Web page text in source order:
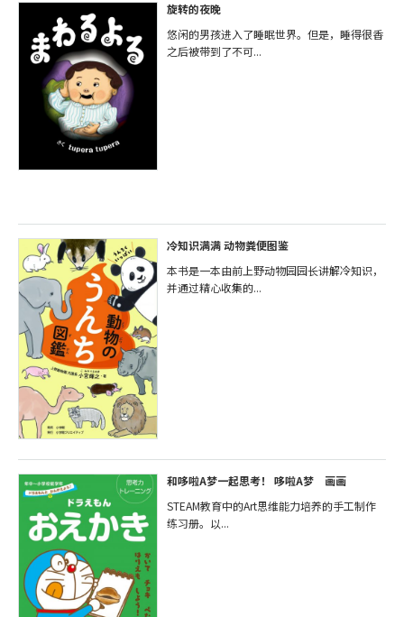
旋转的夜晚
悠闲的男孩进入了睡眠世界。但是，睡得很香
之后被带到了不可...
冷知识满满 动物粪便图鉴
本书是一本由前上野动物园园长讲解冷知识，
并通过精心收集的...
和哆啦A梦一起思考！ 哆啦A梦 画画
STEAM教育中的Art思维能力培养的手工制作
练习册。以...